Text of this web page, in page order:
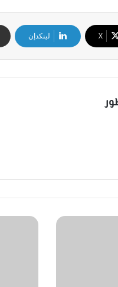
‫X لينكدإن
ا